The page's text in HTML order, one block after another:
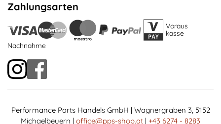
Zahlungsarten
Voraus
kasse
Nachnahme
Performance Parts Handels GmbH | Wagnergraben 3, 5152
Michaelbeuern | office@pps-shop.at | +43 6274 - 8283